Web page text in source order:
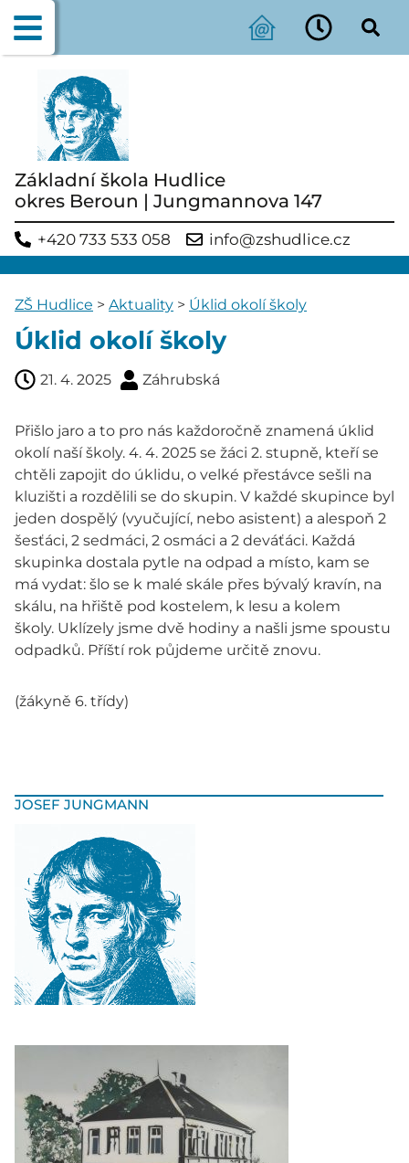
Základní škola Hudlice
okres Beroun | Jungmannova 147
+420 733 533 058 info@zshudlice.cz
JOSEF JUNGMANN
ZŠ Hudlice > Aktuality > Úklid okolí školy
Úklid okolí školy
21. 4. 2025 Záhrubská
Přišlo jaro a to pro nás každoročně znamená úklid
okolí naší školy. 4. 4. 2025 se žáci 2. stupně, kteří se
chtěli zapojit do úklidu, o velké přestávce sešli na
kluzišti a rozdělili se do skupin. V každé skupince byl
jeden dospělý (vyučující, nebo asistent) a alespoň 2
šesťáci, 2 sedmáci, 2 osmáci a 2 deváťáci. Každá
skupinka dostala pytle na odpad a místo, kam se
má vydat: šlo se k malé skále přes bývalý kravín, na
skálu, na hřiště pod kostelem, k lesu a kolem
školy. Uklízely jsme dvě hodiny a našli jsme spoustu
odpadků. Příští rok půjdeme určitě znovu.
(žákyně 6. třídy)